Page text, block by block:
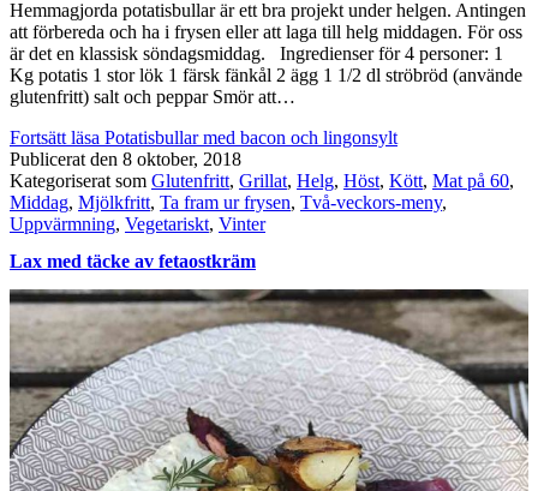
Hemmagjorda potatisbullar är ett bra projekt under helgen. Antingen
att förbereda och ha i frysen eller att laga till helg middagen. För oss
är det en klassisk söndagsmiddag. Ingredienser för 4 personer: 1
Kg potatis 1 stor lök 1 färsk fänkål 2 ägg 1 1/2 dl ströbröd (använde
glutenfritt) salt och peppar Smör att…
Fortsätt läsa Potatisbullar med bacon och lingonsylt
Publicerat den 8 oktober, 2018
Kategoriserat som Glutenfritt, Grillat, Helg, Höst, Kött, Mat på 60,
Middag, Mjölkfritt, Ta fram ur frysen, Två-veckors-meny,
Uppvärmning, Vegetariskt, Vinter
Lax med täcke av fetaostkräm